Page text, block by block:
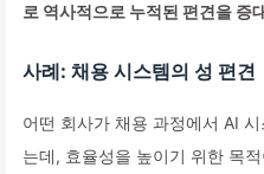
로 역사적으로 누적된 편견을 증
사례: 채용 시스템의 성 편견
어떤 회사가 채용 과정에서 AI
는데, 효율성을 높이기 위한 목